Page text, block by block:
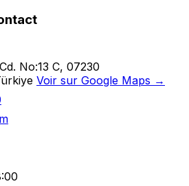
No:13 C, 07230
Voir sur Google Maps →